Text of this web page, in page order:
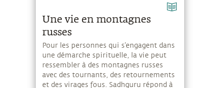
Une vie en montagnes
russes
Pour les personnes qui s’engagent dans
une démarche spirituelle, la vie peut
ressembler à des montagnes russes
avec des tournants, des retournements
et des virages fous. Sadhguru répond à